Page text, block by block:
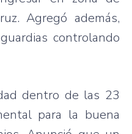
Agregó además,
controlando
dentro de las 23
para la buena